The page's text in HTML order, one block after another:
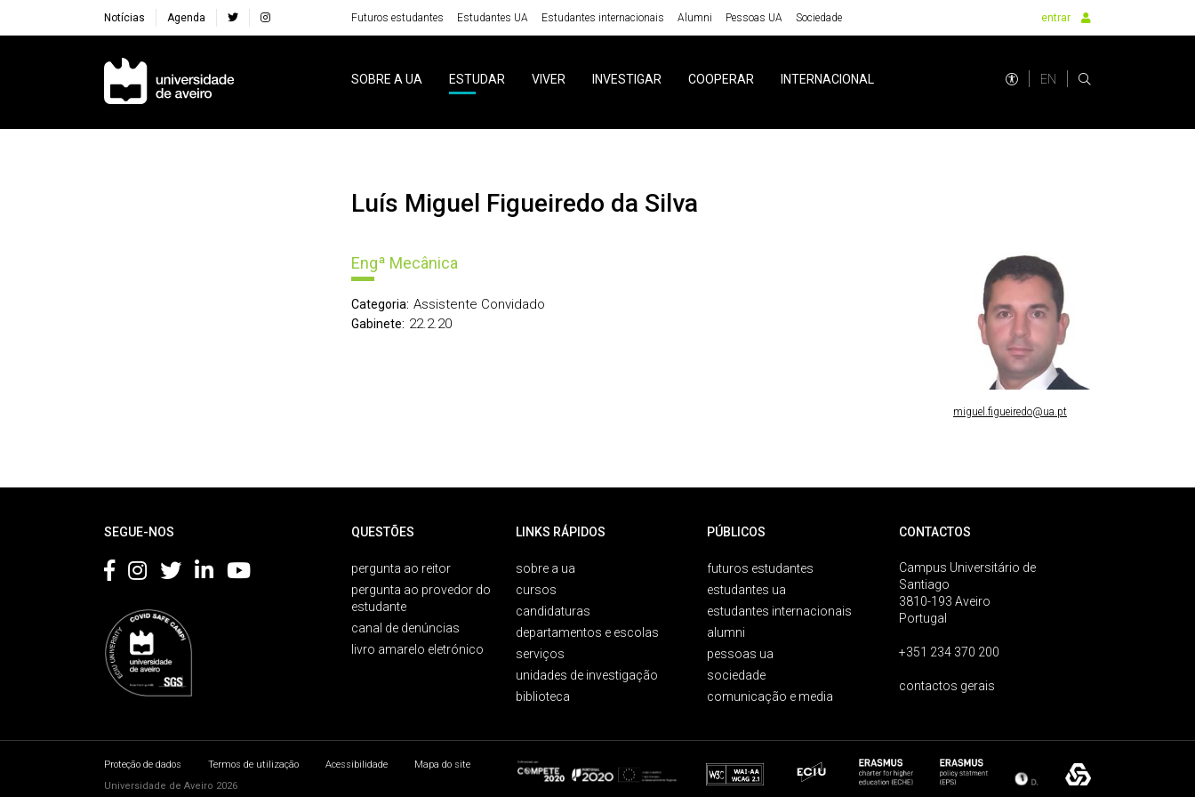
Notícias Agenda Futuros estudantes Estudantes UA Estudantes internacionais Alumni Pessoas UA Sociedade entrar
Navegação Principal
SOBRE A UA ESTUDAR VIVER INVESTIGAR COOPERAR INTERNACIONAL EN
Luís Miguel Figueiredo da Silva
Engª Mecânica
Categoria: Assistente Convidado
Gabinete: 22.2.20
miguel.figueiredo@ua.pt
SEGUE-NOS QUESTÕES
pergunta ao reitor
pergunta ao provedor do
estudante
canal de denúncias
livro amarelo eletrónico
LINKS RÁPIDOS
sobre a ua
cursos
candidaturas
departamentos e escolas
serviços
unidades de investigação
biblioteca
PÚBLICOS
futuros estudantes
estudantes ua
estudantes internacionais
alumni
pessoas ua
sociedade
comunicação e media
CONTACTOS
Campus Universitário de
Santiago
3810-193 Aveiro
Portugal
+351 234 370 200
contactos gerais
Proteção de dados Termos de utilização Acessibilidade
Mapa do site
Universidade de Aveiro 2026